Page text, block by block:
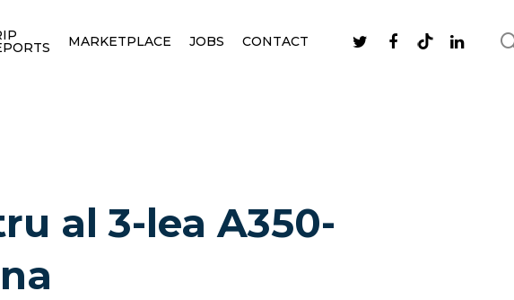
MARKETPLACE JOBS CONTACT
al 3-lea A350-